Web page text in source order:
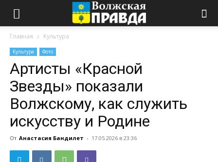
Главная Культура
Культура Фото
Артисты «Красной
Звезды» показали
Волжскому, как служить
искусству и Родине
От Анастасия Бандилет - 17.05.2026 в 23:36